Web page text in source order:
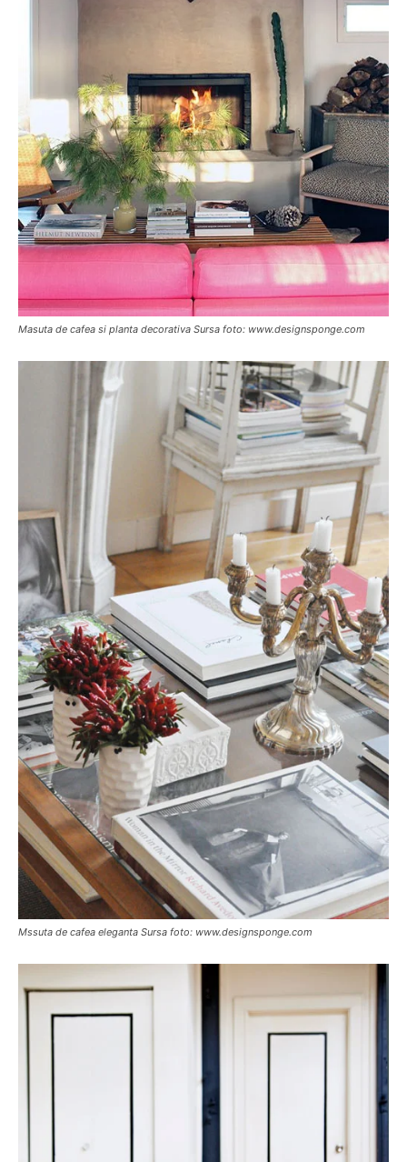
Masuta de cafea si planta decorativa Sursa foto: www.designsponge.com
Mssuta de cafea eleganta Sursa foto: www.designsponge.com